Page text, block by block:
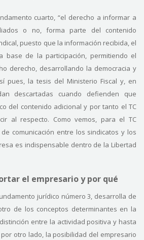
cuarto, “el derecho a informar a
o no, forma parte del contenido
puesto que la información recibida, el
base de la participación, permitiendo el
derecho, desarrollando la democracia y
pues, la tesis del Ministerio Fiscal y, en
descartadas cuando defienden que
del contenido adicional y por tanto el TC
al respecto. Como vemos, para el TC
comunicación entre los sindicatos y los
es indispensable dentro de la Libertad
el empresario y por qué
jurídico número 3, desarrolla de
de los conceptos determinantes en la
entre la actividad positiva y hasta
otro lado, la posibilidad del empresario